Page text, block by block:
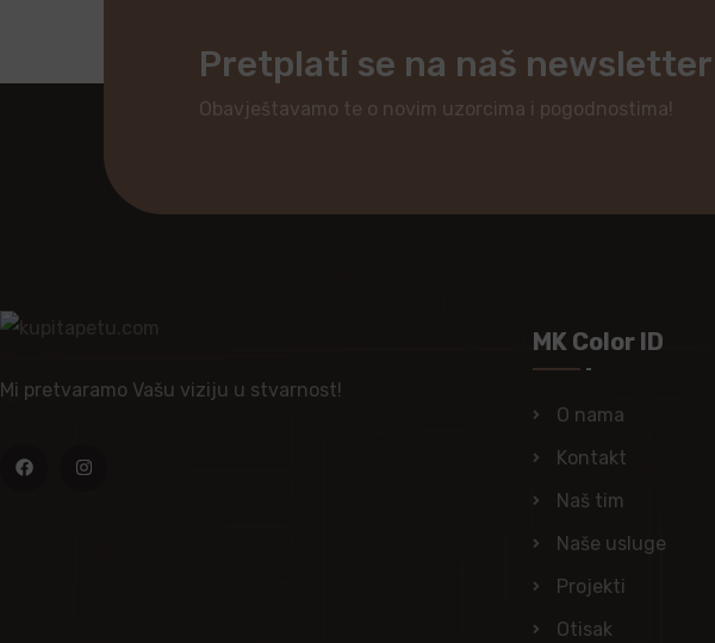
Pretplati se na naš newsletter
Obavještavamo te o novim uzorcima i pogodnostima!
Mi pretvaramo Vašu viziju u stvarnost!
MK Color ID
O nama
Kontakt
Naš tim
Naše usluge
Projekti
Otisak